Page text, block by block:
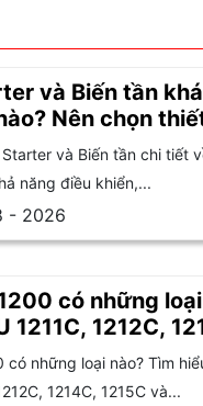
và Biến tần
Nên chọn
và Biến tần chi tiết
năng điều khiển,...
- 2026
có những
1211C, 1212C,
1217C
có những loại nào? Tìm
1214C, 1215C và...